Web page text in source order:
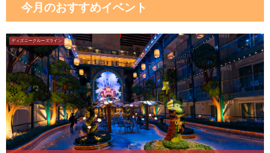
今月のおすすめイベント
ディズニークルーズライン